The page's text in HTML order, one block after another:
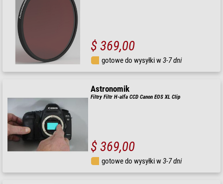
$ 369,00
gotowe do wysyłki w3-7 dni
Astronomik
Filtry Filtr H-alfa CCD Canon EOS XL Clip
$ 369,00
gotowe do wysyłki w3-7 dni